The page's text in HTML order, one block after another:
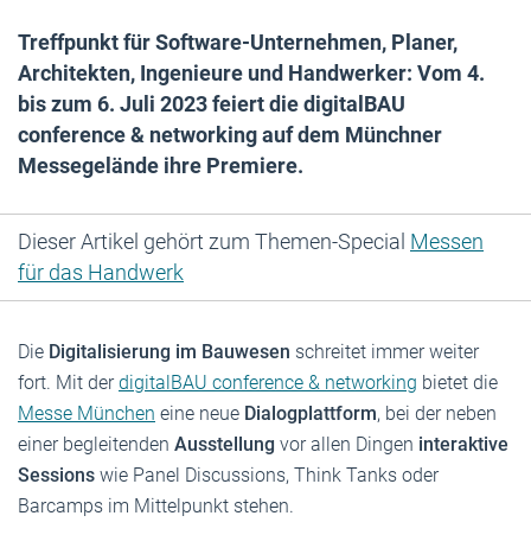
Treffpunkt für Software-Unternehmen, Planer,
Architekten, Ingenieure und Handwerker: Vom 4.
bis zum 6. Juli 2023 feiert die digitalBAU
conference & networking auf dem Münchner
Messegelände ihre Premiere.
Dieser Artikel gehört zum Themen-Special Messen
für das Handwerk
Die Digitalisierung im Bauwesen schreitet immer weiter
fort. Mit derdigitalBAU conference & networking bietet die
Messe München eine neue Dialogplattform, bei der neben
einer begleitenden Ausstellung vor allen Dingen interaktive
Sessions wie Panel Discussions, Think Tanks oder
Barcamps im Mittelpunkt stehen.